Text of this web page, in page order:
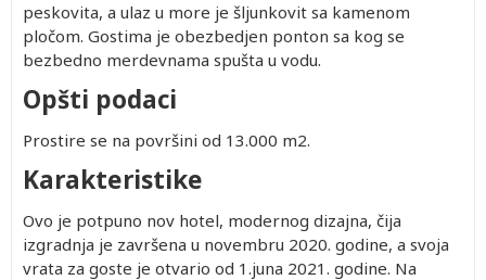
peskovita, a ulaz u more je šljunkovit sa kamenom
pločom. Gostima je obezbedjen ponton sa kog se
bezbedno merdevnama spušta u vodu.
Opšti podaci
Prostire se na površini od 13.000 m2.
Karakteristike
Ovo je potpuno nov hotel, modernog dizajna, čija
izgradnja je završena u novembru 2020. godine, a svoja
vrata za goste je otvario od 1.juna 2021. godine. Na